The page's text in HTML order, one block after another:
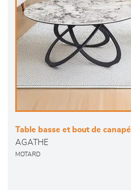
Table basse et bout de canapé
AGATHE
MOTARD